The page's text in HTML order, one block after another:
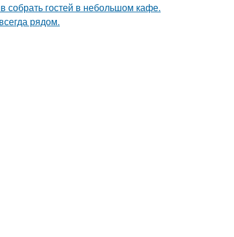
собрать гостей в небольшом кафе.
рядом.